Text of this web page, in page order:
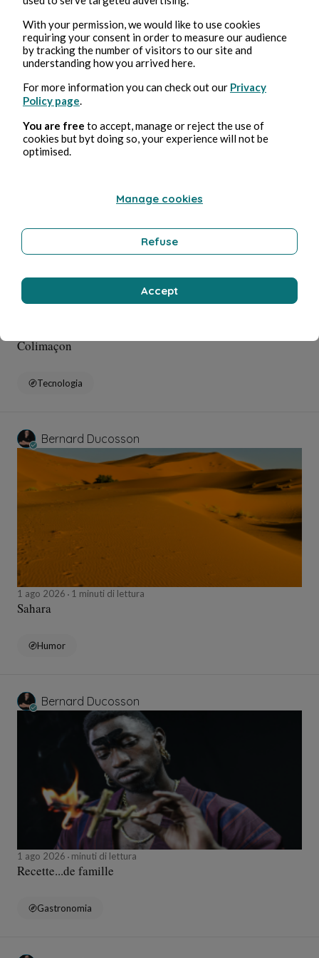
2 ago 2026minuti di lettura
Ejaculateur
Erotica
Colimaçon
Tecnologia
Bernard Ducosson
1 ago 2026 1 minuti di lettura
Sahara
Humor
Bernard Ducosson
1 ago 2026 minuti di lettura
Recette...de famille
Gastronomia
With your permission, we would like to use cookies
requiring your consent in order to measure our audience
by tracking the number of visitors to our site and
understanding how you arrived here.
For more information you can check out our Privacy
Policy page
You are free to accept, manage or reject the use of
cookies but byt doing so, your experience will not be
optimised.
Manage cookies
Refuse
Accept